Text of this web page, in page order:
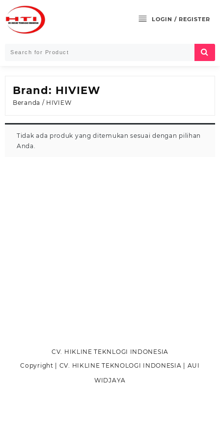
to
content
LOGIN / REGISTER
Brand: HIVIEW
Beranda / HIVIEW
Tidak ada produk yang ditemukan sesuai dengan pilihan
Anda.
CV. HIKLINE TEKNLOGI INDONESIA
Copyright | CV. HIKLINE TEKNOLOGI INDONESIA | AUI
WIDJAYA